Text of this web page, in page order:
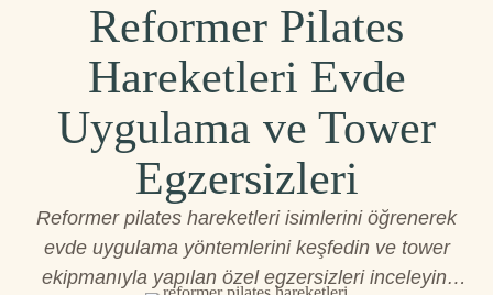
Reformer Pilates
Hareketleri Evde
Uygulama ve Tower
Egzersizleri
Reformer pilates hareketleri isimlerini öğrenerek
evde uygulama yöntemlerini keşfedin ve tower
ekipmanıyla yapılan özel egzersizleri inceleyin.